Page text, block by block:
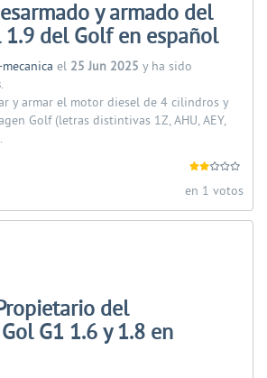
y armado del
del Golf en español
el 25 Jun 2025 y ha sido
.
y armar el motor diesel de 4 cilindros y
Golf (letras distintivas 1Z, AHU, AEY,
en 1 votos
del
G1 1.6 y 1.8 en